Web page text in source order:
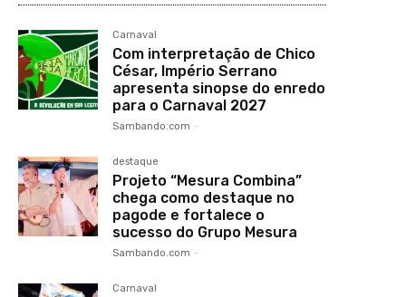
Carnaval
Com interpretação de Chico
César, Império Serrano
apresenta sinopse do enredo
para o Carnaval 2027
Sambando.com -
destaque
Projeto “Mesura Combina”
chega como destaque no
pagode e fortalece o
sucesso do Grupo Mesura
Sambando.com -
Carnaval